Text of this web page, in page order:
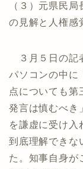
（３）元県民
の見解と人権感
３月５日の記
パソコンの中に
点についても第
発言は慎むべき
を謙虚に受け入
到底理解できな
た。知事自身が